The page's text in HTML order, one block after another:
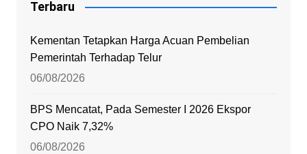
Terbaru
Kementan Tetapkan Harga Acuan Pembelian
Pemerintah Terhadap Telur
06/08/2026
BPS Mencatat, Pada Semester I 2026 Ekspor
CPO Naik 7,32%
06/08/2026